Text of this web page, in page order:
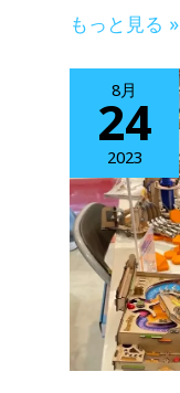
もっと見る »
8月
24
2023